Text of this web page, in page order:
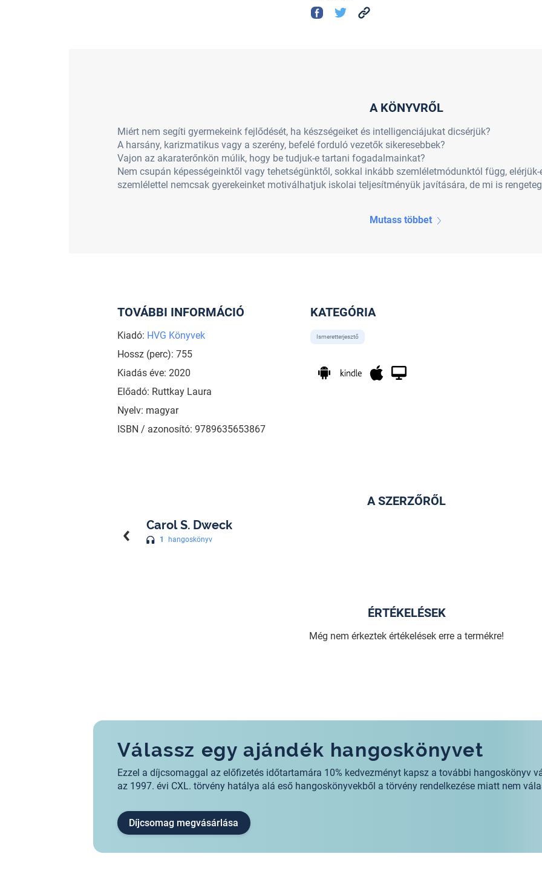
A KÖNYVRŐL
Miért nem segíti gyermekeink fejlődését, ha készségeiket és intelligenciájukat dicsérjük?
A harsány, karizmatikus vagy a szerény, befelé forduló vezetők sikeresebbek?
Vajon az akaraterőnkön múlik, hogy be tudjuk-e tartani fogadalmainkat?
Nem csupán képességeinktől vagy tehetségünktől, sokkal inkább szemléletmódunktól függ,
szemlélettel nemcsak gyerekeinket motiválhatjuk iskolai teljesítményük javítására, de mi is
Mutass többet
TOVÁBBI INFORMÁCIÓ
Kiadó: HVG Könyvek
Hossz (perc): 755
Kiadás éve: 2020
Előadó: Ruttkay Laura
Nyelv: magyar
ISBN / azonosító: 9789635653867
KATEGÓRIA
Ismeretterjesztő
A SZERZŐRŐL
Carol S. Dweck
1 hangoskönyv
ÉRTÉKELÉSEK
Még nem érkeztek értékelések erre a termékre!
Válassz egy ajándék hangoskönyvet
Ezzel a díjcsomaggal az előfizetés időtartamára 10% kedvezményt kapsz a további hangoskönyv
az 1997. évi CXL. törvény hatálya alá eső hangoskönyvekből a törvény rendelkezése miatt nem
Díjcsomag megvásárlása